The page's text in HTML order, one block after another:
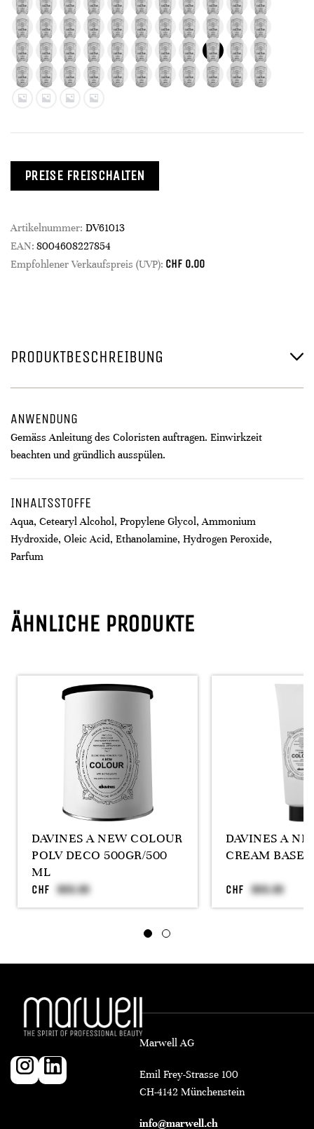
PREISE FREISCHALTEN
Artikelnummer: DV61013
EAN: 8004608227854
Empfohlener Verkaufspreis (UVP): CHF 0.00
PRODUKTBESCHREIBUNG
ANWENDUNG
Gemäss Anleitung des Coloristen auftragen. Einwirkzeit
beachten und gründlich ausspülen.
INHALTSSTOFFE
Aqua, Cetearyl Alcohol, Propylene Glycol, Ammonium
Hydroxide, Oleic Acid, Ethanolamine, Hydrogen Peroxide,
Parfum
ÄHNLICHE PRODUKTE
DAVINES A NEW COLOUR
POLV DECO 500GR/500
ML
CHF
DAVINES A
CREAM BASE
CHF
Marwell AG
Emil Frey-Strasse 100
CH-4142 Münchenstein
info@marwell.ch